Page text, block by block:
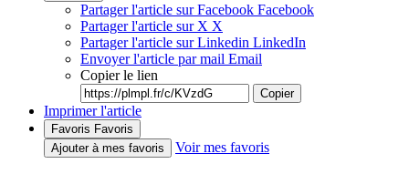
Partager l'article sur Facebook Facebook
Partager l'article sur X X
Partager l'article sur Linkedin LinkedIn
Envoyer l'article par mail Email
Copier le lien
Copier
Imprimer l'article
Favoris Favoris
Ajouter à mes favoris
Voir mes favoris